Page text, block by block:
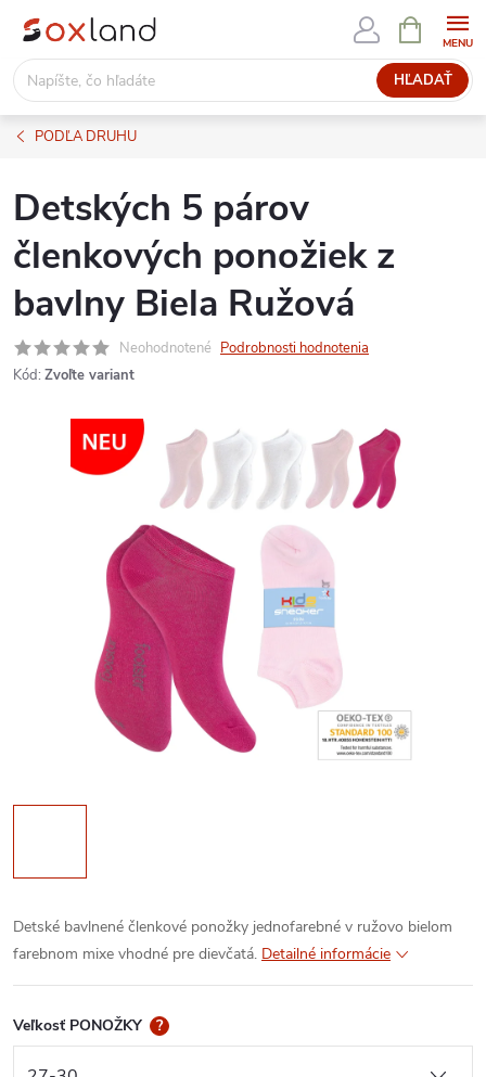
Prejsť
obsah
HĽADAŤ
KOŠÍK
PODĽA DRUHU
Detských 5 párov
členkových ponožiek z
bavlny Biela Ružová
Neohodnotené Podrobnosti hodnotenia
Kód: Zvoľte variant
Detské bavlnené členkové ponožky jednofarebné v ružovo bielom
farebnom mixe vhodné pre dievčatá. Detailné informácie
Veľkosť PONOŽKY ?